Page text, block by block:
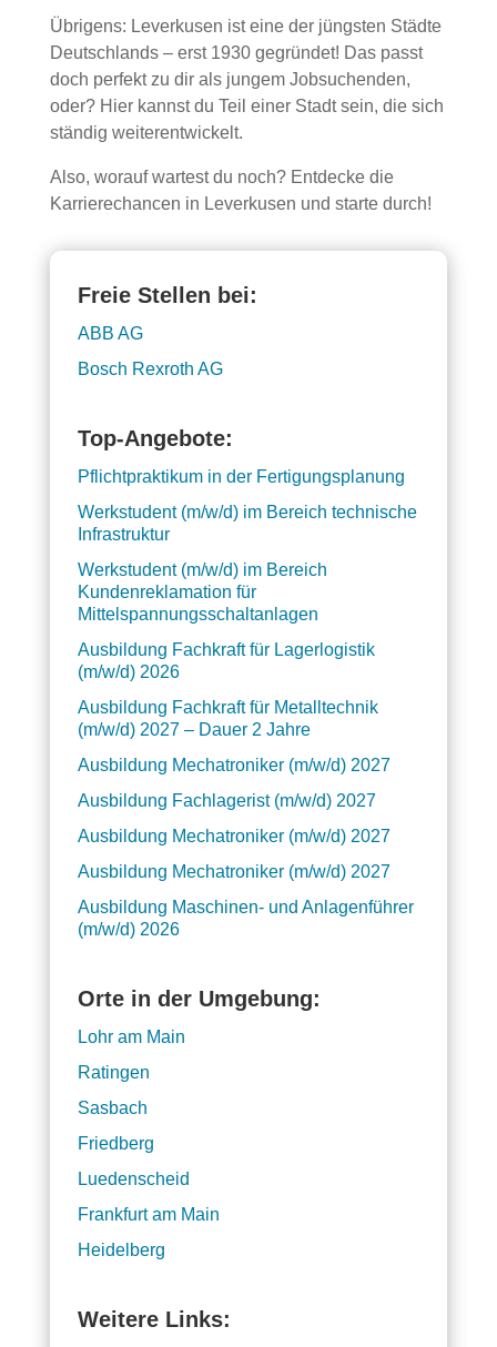
Übrigens: Leverkusen ist eine der jüngsten Städte
Deutschlands – erst 1930 gegründet! Das passt
doch perfekt zu dir als jungem Jobsuchenden,
oder? Hier kannst du Teil einer Stadt sein, die sich
ständig weiterentwickelt.
Also, worauf wartest du noch? Entdecke die
Karrierechancen in Leverkusen und starte durch!
Freie Stellen bei:
ABB AG
Bosch Rexroth AG
Top-Angebote:
Pflichtpraktikum in der Fertigungsplanung
Werkstudent (m/w/d) im Bereich technische
Infrastruktur
Werkstudent (m/w/d) im Bereich
Kundenreklamation für
Mittelspannungsschaltanlagen
Ausbildung Fachkraft für Lagerlogistik
(m/w/d) 2026
Ausbildung Fachkraft für Metalltechnik
(m/w/d) 2027 – Dauer 2 Jahre
Ausbildung Mechatroniker (m/w/d) 2027
Ausbildung Fachlagerist (m/w/d) 2027
Ausbildung Mechatroniker (m/w/d) 2027
Ausbildung Mechatroniker (m/w/d) 2027
Ausbildung Maschinen- und Anlagenführer
(m/w/d) 2026
Orte in der Umgebung:
Lohr am Main
Ratingen
Sasbach
Friedberg
Luedenscheid
Frankfurt am Main
Heidelberg
Weitere Links: